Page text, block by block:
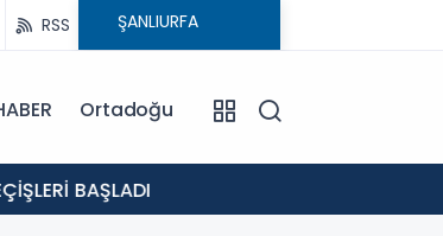
RSS
Ortadoğu
BAŞLADI